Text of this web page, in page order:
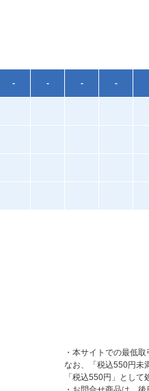
- - - -
・本サイトでの最低
なお、「税込550円未
「税込550円」として